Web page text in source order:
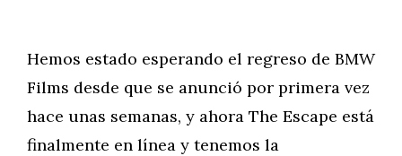
Hemos estado esperando el regreso de BMW
Films desde que se anunció por primera vez
hace unas semanas, y ahora The Escape está
finalmente en línea y tenemos la